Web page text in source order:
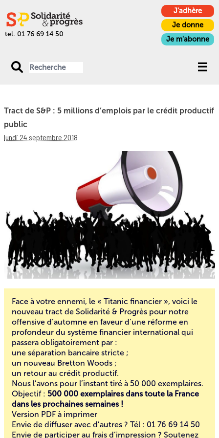
tel. 01 76 69 14 50
J'adhère
Je donne
Je m'abonne
Tract de S&P : 5 millions d’emplois par le crédit productif
public
lundi 24 septembre 2018
Face à votre ennemi, le « Titanic financier », voici le
nouveau tract de Solidarité & Progrès pour notre
offensive d’automne en faveur d’une réforme en
profondeur du système financier international qui
passera obligatoirement par :
une séparation bancaire stricte ;
un nouveau Bretton Woods ;
un retour au crédit productif.
Nous l’avons pour l’instant tiré à 50 000 exemplaires.
Objectif : 500 000 exemplaires dans toute la France
dans les prochaines semaines !
Version PDF à imprimer
Envie de diffuser avec d’autres ? Tél : 01 76 69 14 50
Envie de participer au frais d’impression ? Soutenez